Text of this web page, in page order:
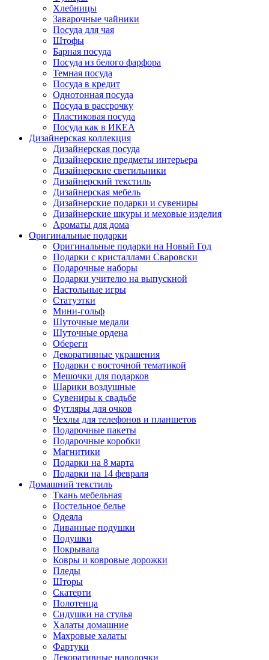
Хлебницы
Заварочные чайники
Посуда для чая
Штофы
Барная посуда
Посуда из белого фарфора
Темная посуда
Посуда в кредит
Однотонная посуда
Посуда в рассрочку
Пластиковая посуда
Посуда как в ИКЕА
Дизайнерская коллекция
Дизайнерская посуда
Дизайнерские предметы интерьера
Дизайнерские светильники
Дизайнерский текстиль
Дизайнерская мебель
Дизайнерские подарки и сувениры
Дизайнерские шкуры и меховые изделия
Ароматы для дома
Оригинальные подарки
Оригинальные подарки на Новый Год
Подарки с кристаллами Сваровски
Подарочные наборы
Подарки учителю на выпускной
Настольные игры
Статуэтки
Мини-гольф
Шуточные медали
Шуточные ордена
Обереги
Декоративные украшения
Подарки с восточной тематикой
Мешочки для подарков
Шарики воздушные
Сувениры к свадьбе
Футляры для очков
Чехлы для телефонов и планшетов
Подарочные пакеты
Подарочные коробки
Магнитики
Подарки на 8 марта
Подарки на 14 февраля
Домашний текстиль
Ткань мебельная
Постельное белье
Одеяла
Диванные подушки
Подушки
Покрывала
Ковры и ковровые дорожки
Пледы
Шторы
Скатерти
Полотенца
Сидушки на стулья
Халаты домашние
Махровые халаты
Фартуки
Декоративные наволочки